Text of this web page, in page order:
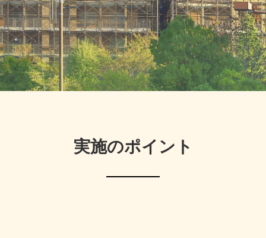
実施のポイント